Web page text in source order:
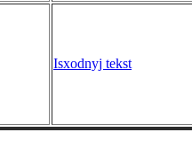
Isxodnyj tekst